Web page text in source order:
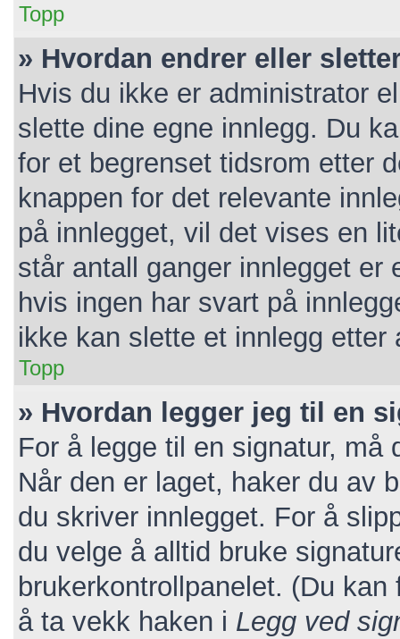
Topp
» Hvordan endrer eller
Hvis du ikke er administrator
slette dine egne innlegg. Du
for et begrenset tidsrom etter
knappen for det relevante
på innlegget, vil det vises en
står antall ganger innlegget er
hvis ingen har svart på
ikke kan slette et innlegg etter
Topp
» Hvordan legger jeg til en
For å legge til en signatur,
Når den er laget, haker du av
du skriver innlegget. For å
du velge å alltid bruke
brukerkontrollpanelet. (Du
å ta vekk haken i Legg ved